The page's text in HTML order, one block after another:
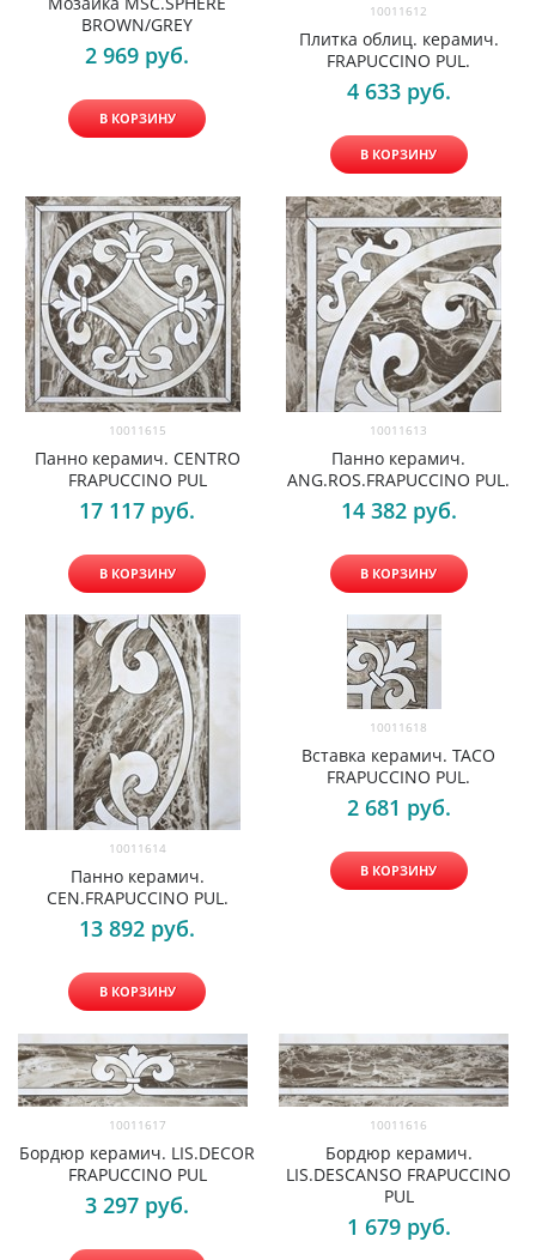
BROWN/GREY
2 969 руб.
В КОРЗИНУ
10011612
Плитка облиц. керамич.
FRAPUCCINO PUL.
4 633 руб.
В КОРЗИНУ
10011615
Панно керамич. CENTRO
FRAPUCCINO PUL
17 117 руб.
В КОРЗИНУ
10011613
Панно керамич.
ANG.ROS.FRAPUCCINO PUL.
14 382 руб.
В КОРЗИНУ
10011614
Панно керамич.
CEN.FRAPUCCINO PUL.
13 892 руб.
В КОРЗИНУ
10011618
Вставка керамич. TACO
FRAPUCCINO PUL.
2 681 руб.
В КОРЗИНУ
10011617
Бордюр керамич. LIS.DECOR
FRAPUCCINO PUL
3 297 руб.
10011616
Бордюр керамич.
LIS.DESCANSO FRAPUCCINO
PUL
1 679 руб.